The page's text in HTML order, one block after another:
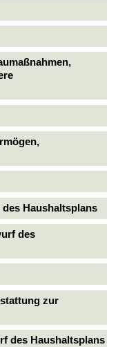
Haushaltsplans
des
zur
des Haushaltsplans